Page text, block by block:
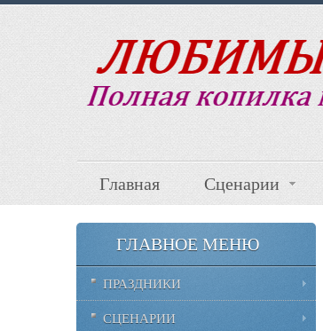
Главная Сценарии
ГЛАВНОЕ МЕНЮ
ПРАЗДНИКИ
СЦЕНАРИИ